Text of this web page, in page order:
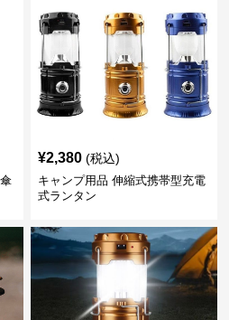
¥2,380 (税込)
キャンプ用品 伸縮式携帯型充電
式ランタン